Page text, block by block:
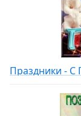
Праздники - С